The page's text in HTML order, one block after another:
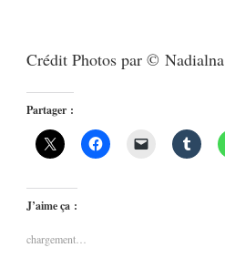
Crédit Photos par © Nadialna
Partager :
J’aime ça :
chargement…